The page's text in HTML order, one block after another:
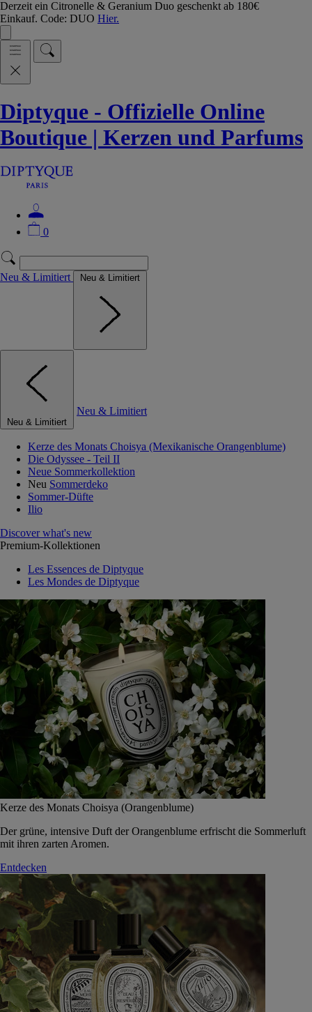
Derzeit ein Citronelle & Geranium Duo geschenkt ab 180€
Einkauf. Code: DUO Hier.
Diptyque - Offizielle Online
Boutique | Kerzen und Parfums
0
Neu & Limitiert Neu & Limitiert
Neu & Limitiert
Neu & Limitiert
Kerze des Monats Choisya (Mexikanische Orangenblume)
Die Odyssee - Teil II
Neue Sommerkollektion
Neu Sommerdeko
Sommer-Düfte
Ilio
Discover what's new
Premium-Kollektionen
Les Essences de Diptyque
Les Mondes de Diptyque
Kerze des Monats Choisya (Orangenblume)
Der grüne, intensive Duft der Orangenblume erfrischt die Sommerluft
mit ihren zarten Aromen.
Entdecken